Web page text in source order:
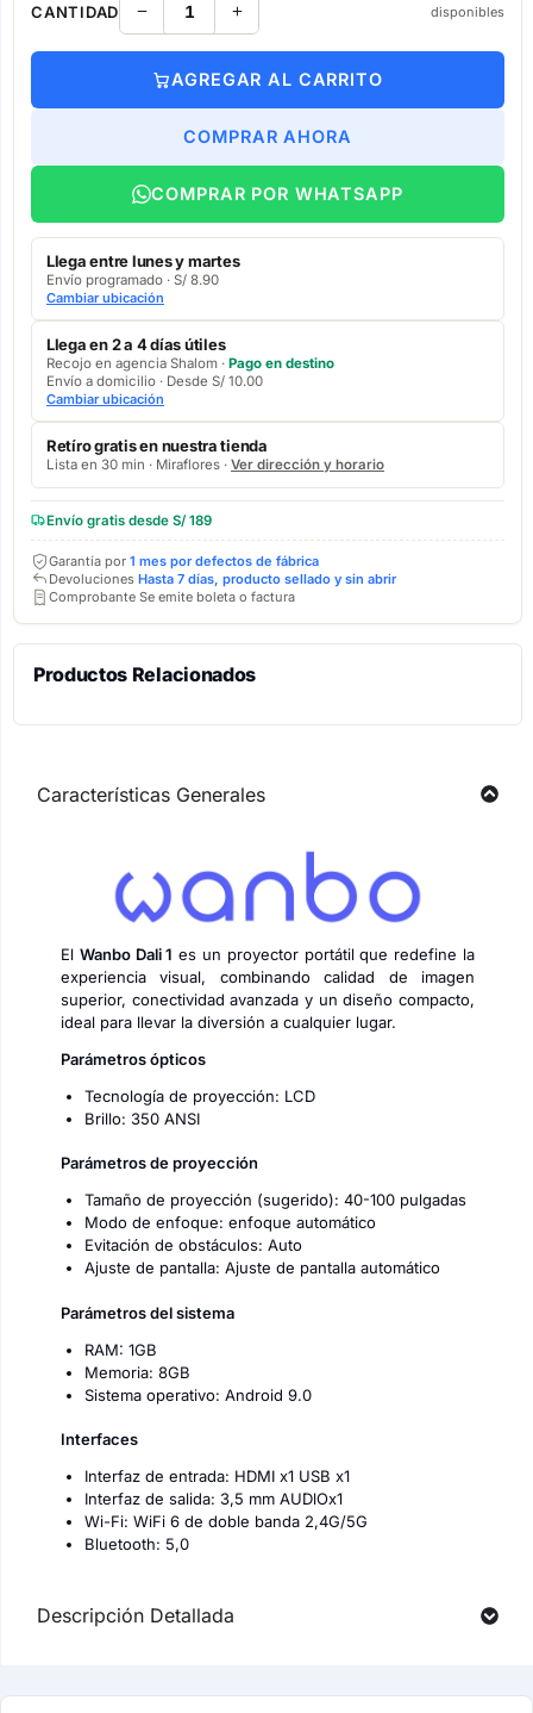
CANTIDAD disponibles
AGREGAR AL CARRITO
COMPRAR AHORA
COMPRAR POR WHATSAPP
Llega entre lunes y martes
Envío programado · S/ 8.90
Cambiar ubicación
Llega en 2 a 4 días útiles
Recojo en agencia Shalom · Pago en destino
Envío a domicilio · Desde S/ 10.00
Cambiar ubicación
Retíro gratis en nuestra tienda
Lista en 30 min · Miraflores · Ver dirección y horario
Envío gratis desde S/ 189
Garantía por 1 mes por defectos de fábrica
Devoluciones Hasta 7 días, producto sellado y sin abrir
Comprobante Se emite boleta o factura
Productos Relacionados
Características Generales
El Wanbo Dali 1 es un proyector portátil que redefine la
experiencia visual, combinando calidad de imagen
superior, conectividad avanzada y un diseño compacto,
ideal para llevar la diversión a cualquier lugar.
Parámetros ópticos
Tecnología de proyección: LCD
Brillo: 350 ANSI
Parámetros de proyección
Tamaño de proyección (sugerido): 40-100 pulgadas
Modo de enfoque: enfoque automático
Evitación de obstáculos: Auto
Ajuste de pantalla: Ajuste de pantalla automático
Parámetros del sistema
RAM: 1GB
Memoria: 8GB
Sistema operativo: Android 9.0
Interfaces
Interfaz de entrada: HDMI x1 USB x1
Interfaz de salida: 3,5 mm AUDlOx1
Wi-Fi: WiFi 6 de doble banda 2,4G/5G
Bluetooth: 5,0
Descripción Detallada